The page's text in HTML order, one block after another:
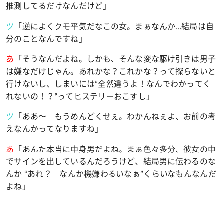
推測してるだけなんだけど」
ツ 「逆によくクモ平気だなこの女。まぁなんか…結局は自
分のことなんですね」
あ 「そうなんだよね。しかも、そんな変な駆け引きは男子
は嫌なだけじゃん。あれかな？これかな？って探らないと
行けないし、しまいには”全然違うよ！なんでわかってく
れないの！？ ”ってヒステリーおこすし」
ツ 「ああ〜 もうめんどくせぇ。わかんねぇよ、お前の考
えなんかってなりますね」
あ 「あんた本当に中身男だよね。まぁ色々多分、彼女の中
でサインを出しているんだろうけど、結局男に伝わるのな
んか “あれ？ なんか機嫌わるいなぁ”くらいなもんなんだ
よね」